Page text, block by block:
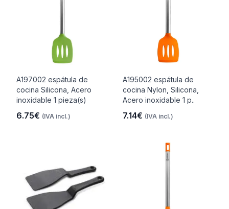
A197002 espátula de
cocina Silicona, Acero
inoxidable 1 pieza(s)
6.75€ (IVA incl.)
A195002 espátula de
cocina Nylon, Silicona,
Acero inoxidable 1 p..
7.14€ (IVA incl.)